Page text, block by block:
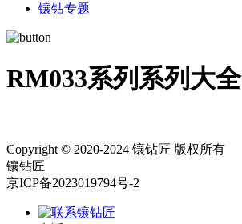
镶钻专题
RM033系列系列大全
Copyright © 2020-2024 镶钻匠 版权所有
镶钻匠
京ICP备2023019794号-2